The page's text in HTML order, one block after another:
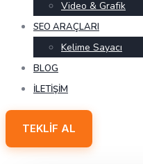
Video & Grafik
SEO ARAÇLARI
Kelime Sayacı
BLOG
İLETIŞIM
TEKLIF AL